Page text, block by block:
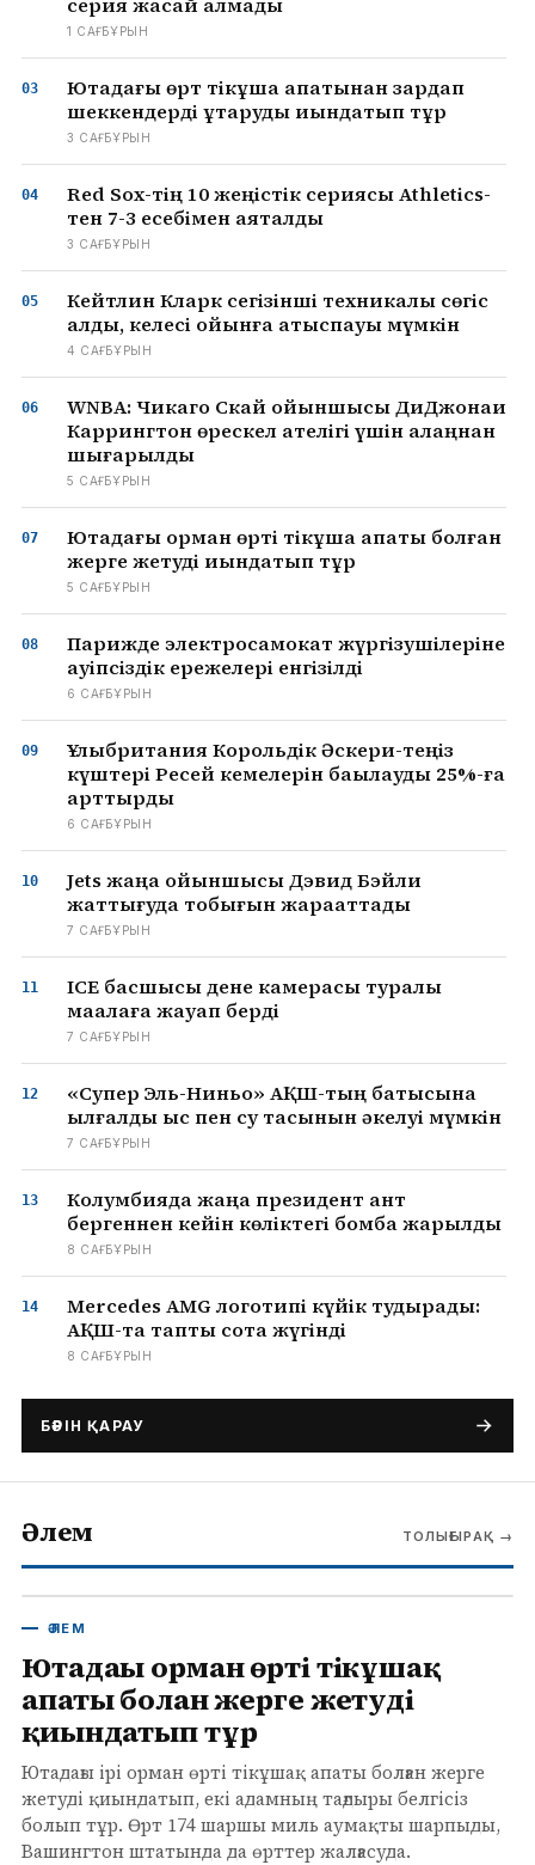
1 САҒ БҰРЫН
Ютадағы өрт тікұшақ апатынан зардап
шеккендерді құтқаруды қиындатып тұр
3 САҒ БҰРЫН
Red Sox-тің 10 жеңістік сериясы Athletics-
тен 7-3 есебімен аяқталды
3 САҒ БҰРЫН
Кейтлин Кларк сегізінші техникалық сөгіс
алды, келесі ойынға қатыспауы мүмкін
4 САҒ БҰРЫН
WNBA: Чикаго Скай ойыншысы ДиДжонаи
Каррингтон өрескел қателігі үшін алаңнан
шығарылды
5 САҒ БҰРЫН
Ютадағы орман өрті тікұшақ апаты болған
жерге жетуді қиындатып тұр
5 САҒ БҰРЫН
Парижде электросамокат жүргізушілеріне
қауіпсіздік ережелері енгізілді
6 САҒ БҰРЫН
Ұлыбритания Корольдік Әскери-теңіз
күштері Ресей кемелерін бақылауды 25%-ға
арттырды
6 САҒ БҰРЫН
Jets жаңа ойыншысы Дэвид Бэйли
жаттығуда тобығын жарақаттады
7 САҒ БҰРЫН
ICE басшысы дене камерасы туралы
мақалаға жауап берді
7 САҒ БҰРЫН
«Супер Эль-Ниньо» АҚШ-тың батысына
ылғалды қыс пен су тасқынын әкелуі мүмкін
7 САҒ БҰРЫН
Колумбияда жаңа президент ант
бергеннен кейін көліктегі бомба жарылды
8 САҒ БҰРЫН
Mercedes AMG логотипі күйік тудырады:
АҚШ-та таптық сотқа жүгінді
8 САҒ БҰРЫН
БӘРІН ҚАРАУ
Әлем ТОЛЫҒЫРАҚ →
ӘЛЕМ
Ютадағы орман өрті тікұшақ
апаты болған жерге жетуді
қиындатып тұр
Ютадағы ірі орман өрті тікұшақ апаты болған жерге
жетуді қиындатып, екі адамның тағдыры белгісіз
болып тұр. Өрт 174 шаршы миль аумақты шарпыды,
Вашингтон штатында да өрттер жалғасуда.